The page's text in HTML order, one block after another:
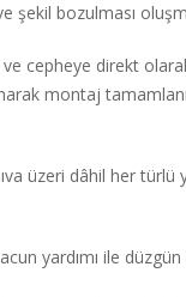
şekil bozulması
cepheye direkt
montaj
üzeri dâhil her türlü
yardımı ile